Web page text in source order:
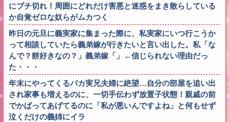
にブチ切れ！周囲にどれだけ害悪と迷惑をまき散らしている
か自覚ゼロな奴らがムカつく
昨日の元旦に義実家に集まった際に、私実家にいつ行こうか
って相談していたら義弟嫁が行きたいと言い出した。私「な
んで？餅好きなの？」義弟嫁「」←信じられない理由だっ
た・・・
年末にやってくるバカ実兄夫婦に絶望…自分の部屋を追い出
され家事も増えるのに、一切手伝わず放置子状態！親戚の前
でかばってあげてるのに「私が悪いんですよね」と何もせず
泣くだけの義姉にイラ